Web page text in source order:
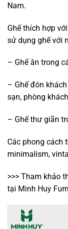
Nam.
Ghế thích hợp
sử dụng ghế với
– Ghế ăn trong
– Ghế đón
sạn, phòng
– Ghế thư giãn
Các phong cách
minimalism,
>>> Tham khảo
tại Minh Huy